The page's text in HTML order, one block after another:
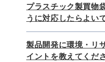
プラスチック製買物
うに対応したらよい
製品開発に環境・リ
イントを教えてくだ